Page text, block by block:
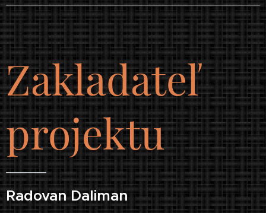
Zakladateľ
projektu
Radovan Daliman